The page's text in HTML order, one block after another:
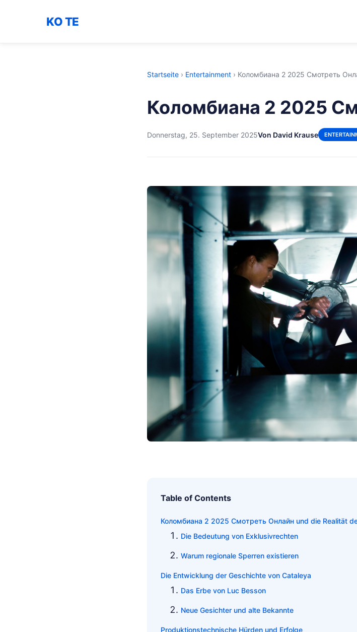
KO TE
Startseite › Entertainment › Коломбиана 2 2025 Смотреть
Коломбиана 2 2025
Donnerstag, 25. September 2025Von David Krause
Table of Contents
Коломбиана 2 2025 Смотреть Онлайн und die Realität
Die Bedeutung von Exklusivrechten
Warum regionale Sperren existieren
Die Entwicklung der Geschichte von Cataleya
Das Erbe von Luc Besson
Neue Gesichter und alte Bekannte
Produktionstechnische Hürden und Erfolge